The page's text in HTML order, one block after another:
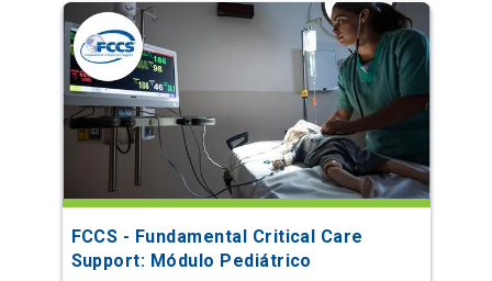
FCCS - Fundamental Critical Care
Support: Módulo Pediátrico